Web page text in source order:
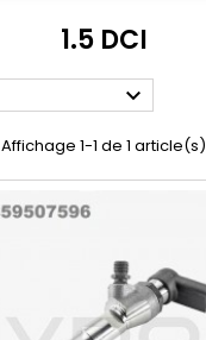
1.5 DCI

Affichage 1-1 de 1 article(s)